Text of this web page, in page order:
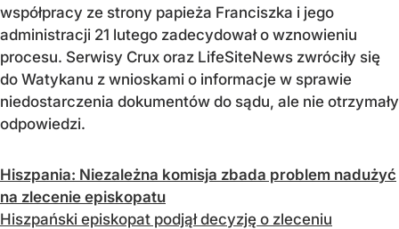
współpracy ze strony papieża Franciszka i jego
administracji 21 lutego zadecydował o wznowieniu
procesu. Serwisy Crux oraz LifeSiteNews zwróciły się
do Watykanu z wnioskami o informacje w sprawie
niedostarczenia dokumentów do sądu, ale nie otrzymały
odpowiedzi.
Hiszpania: Niezależna komisja zbada problem nadużyć
na zlecenie episkopatu
Hiszpański episkopat podjął decyzję o zleceniu